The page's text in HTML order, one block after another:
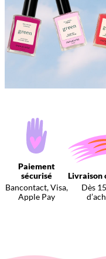
Paiement
sécurisé
Bancontact, Visa,
Apple Pay
Livraison
Dès